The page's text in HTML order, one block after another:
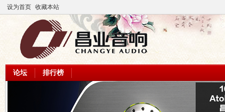
设为首页 收藏本站
论坛 排行榜